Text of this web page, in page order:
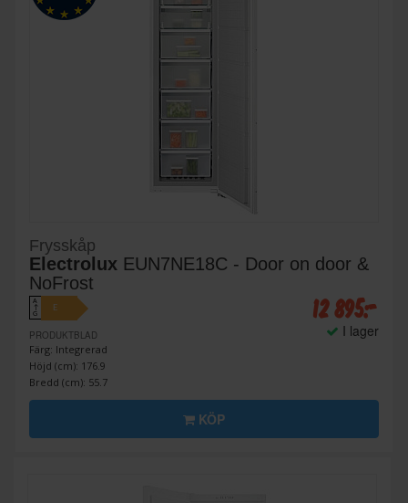
Frysskåp
Electrolux EUN7NE18C - Door on door &
NoFrost
A
↑
G
E
PRODUKTBLAD
Färg: Integrerad
Höjd (cm): 176.9
Bredd (cm): 55.7
12 895:-
I lager
KÖP